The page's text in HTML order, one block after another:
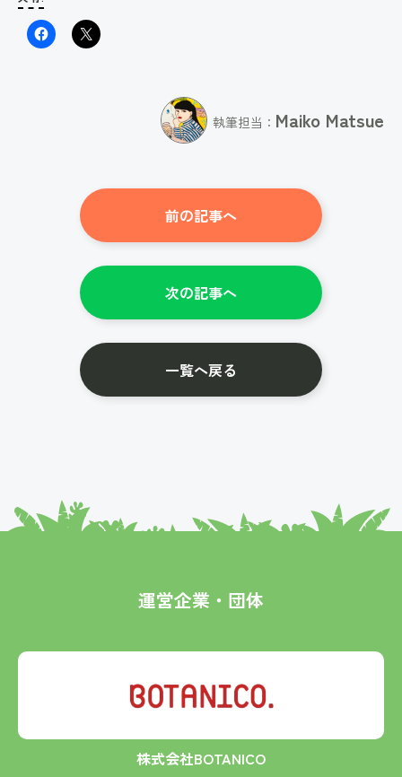
執筆担当： Maiko Matsue
前の記事へ
次の記事へ
一覧へ戻る
運営企業・団体
株式会社BOTANICO